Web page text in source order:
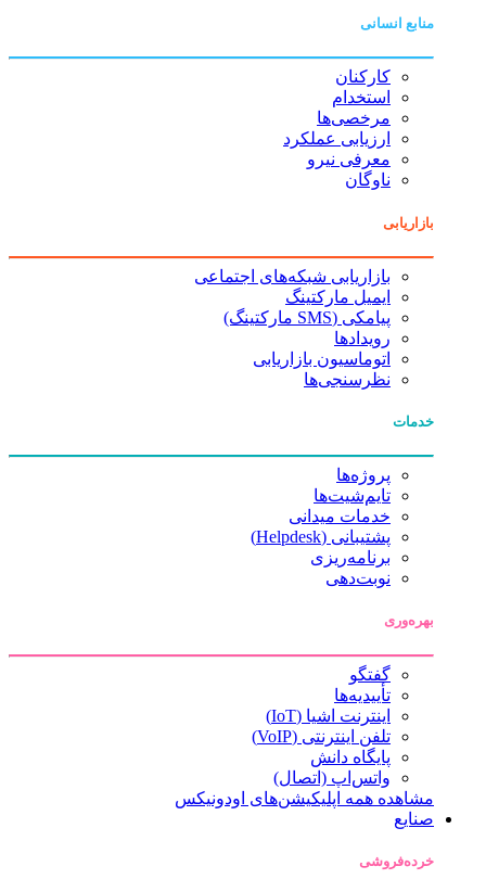
منابع انسانی
کارکنان
استخدام
مرخصی‌ها
ارزیابی عملکرد
معرفی نیرو
ناوگان
بازاریابی
بازاریابی شبکه‌های اجتماعی
ایمیل مارکتینگ
پیامکی (SMS مارکتینگ)
رویدادها
اتوماسیون بازاریابی
نظرسنجی‌ها
خدمات
پروژه‌ها
تایم‌شیت‌ها
خدمات میدانی
پشتیبانی (Helpdesk)
برنامه‌ریزی
نوبت‌دهی
بهره‌وری
گفتگو
تأییدیه‌ها
اینترنت اشیا (IoT)
تلفن اینترنتی (VoIP)
پایگاه دانش
واتس‌اپ (اتصال)
مشاهده همه اپلیکیشن‌های اودونیکس
صنایع
خرده‌فروشی